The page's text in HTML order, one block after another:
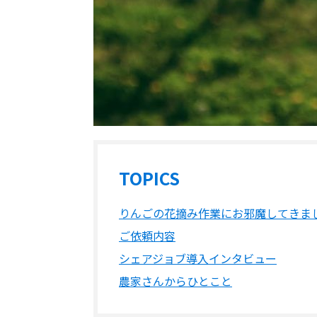
TOPICS
りんごの花摘み作業にお邪魔してきま
ご依頼内容
シェアジョブ導入インタビュー
農家さんからひとこと